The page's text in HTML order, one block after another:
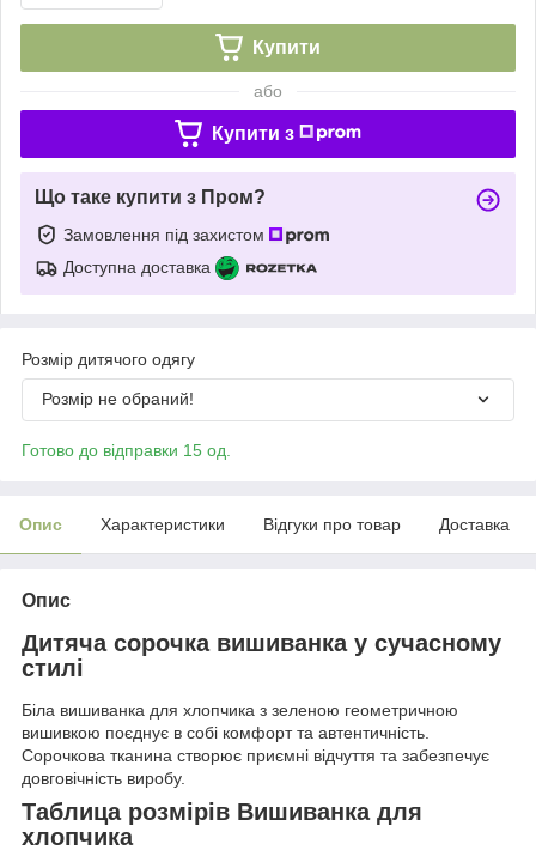
Купити
або
Купити з
Що таке купити з Пром?
Замовлення під захистом
Доступна доставка
Розмір дитячого одягу
Розмір не обраний!
Готово до відправки 15 од.
Опис Характеристики Відгуки про товар Доставка
Опис
Дитяча сорочка вишиванка у сучасному
стилі
Біла вишиванка для хлопчика з зеленою геометричною
вишивкою поєднує в собі комфорт та автентичність.
Сорочкова тканина створює приємні відчуття та забезпечує
довговічність виробу.
Таблица розмірів Вишиванка для
хлопчика